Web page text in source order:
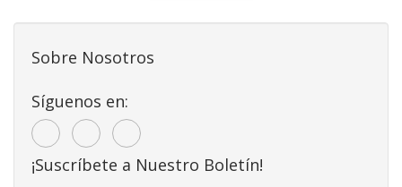
Sobre Nosotros
Síguenos en:
¡Suscríbete a Nuestro Boletín!